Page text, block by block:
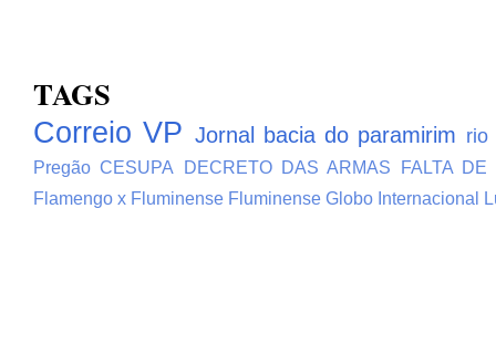
TAGS
Correio VP Jornal bacia do paramirim rio
Pregão CESUPA DECRETO DAS ARMAS
FALTA DE
Flamengo x Fluminense Fluminense Globo Internacional